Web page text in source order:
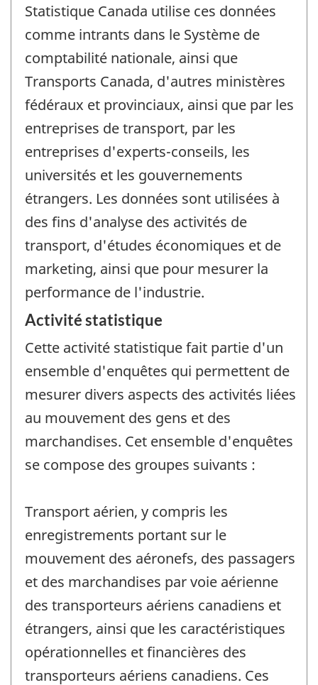
Statistique Canada utilise ces données
comme intrants dans le Système de
comptabilité nationale, ainsi que
Transports Canada, d'autres ministères
fédéraux et provinciaux, ainsi que par les
entreprises de transport, par les
entreprises d'experts-conseils, les
universités et les gouvernements
étrangers. Les données sont utilisées à
des fins d'analyse des activités de
transport, d'études économiques et de
marketing, ainsi que pour mesurer la
performance de l'industrie.
Activité statistique
Cette activité statistique fait partie d'un
ensemble d'enquêtes qui permettent de
mesurer divers aspects des activités liées
au mouvement des gens et des
marchandises. Cet ensemble d'enquêtes
se compose des groupes suivants :
Transport aérien, y compris les
enregistrements portant sur le
mouvement des aéronefs, des passagers
et des marchandises par voie aérienne
des transporteurs aériens canadiens et
étrangers, ainsi que les caractéristiques
opérationnelles et financières des
transporteurs aériens canadiens. Ces